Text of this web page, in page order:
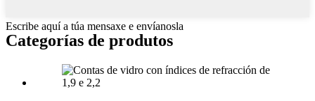
Escribe aquí a túa mensaxe e envíanosla
Categorías de produtos